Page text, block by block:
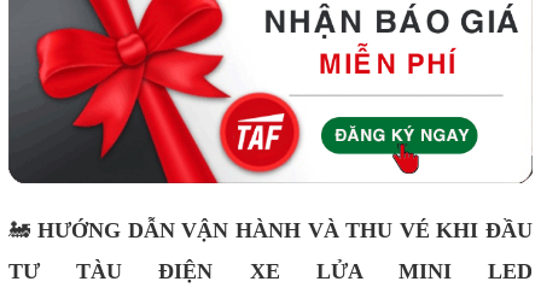
🚂HƯỚNG DẪN VẬN HÀNH VÀ THU VÉ KHI ĐẦU
TƯ TÀU ĐIỆN XE LỬA MINI LED